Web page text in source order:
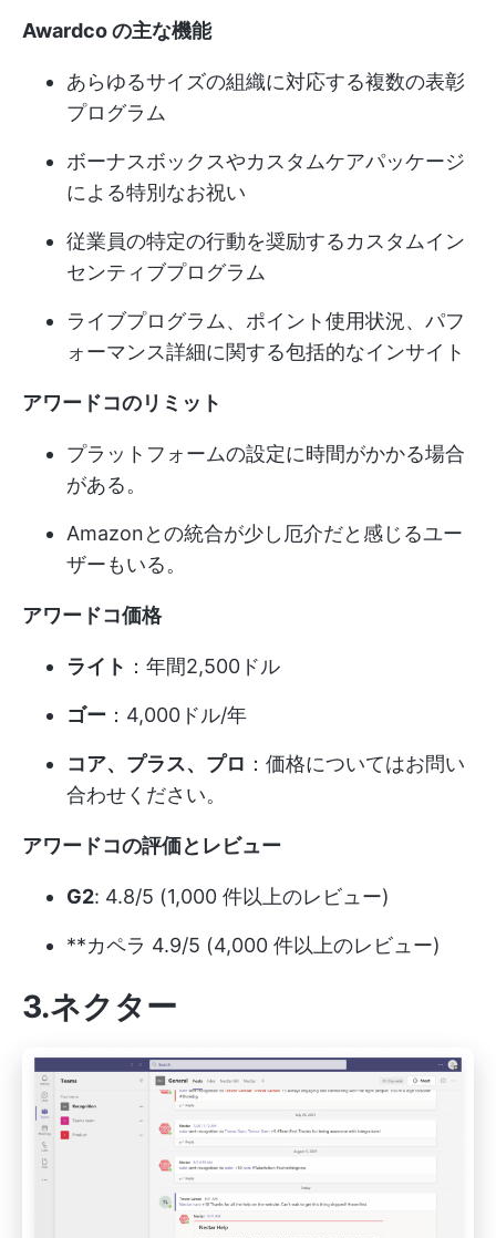
Awardco の主な機能
あらゆるサイズの組織に対応する複数の表彰
プログラム
ボーナスボックスやカスタムケアパッケージ
による特別なお祝い
従業員の特定の行動を奨励するカスタムイン
センティブプログラム
ライブプログラム、ポイント使用状況、パフ
ォーマンス詳細に関する包括的なインサイト
アワードコのリミット
プラットフォームの設定に時間がかかる場合
がある。
Amazonとの統合が少し厄介だと感じるユー
ザーもいる。
アワードコ価格
ライト ：年間2,500ドル
ゴー ：4,000ドル/年
コア、プラス、プロ ：価格についてはお問い
合わせください。
アワードコの評価とレビュー
G2: 4.8/5 (1,000 件以上のレビュー)
**カペラ 4.9/5 (4,000 件以上のレビュー)
3.ネクター